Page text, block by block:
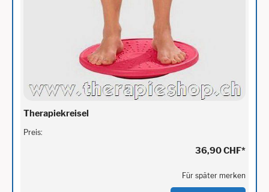
Therapiekreisel
Preis:
36,90 CHF*
Für später merken